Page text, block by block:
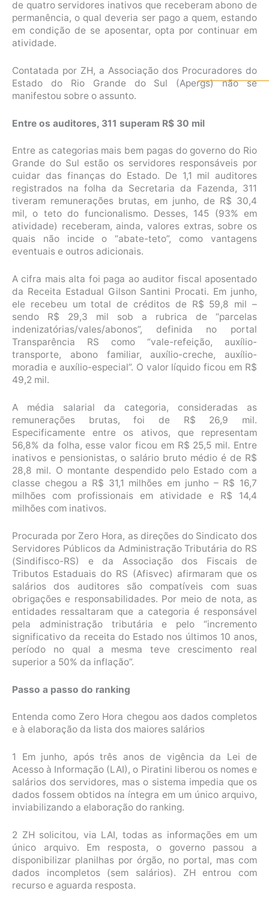
de quatro servidores inativos que receberam abono de
permanência, o qual deveria ser pago a quem, estando
em condição de se aposentar, opta por continuar em
atividade.
Contatada por ZH, a Associação dos Procuradores do
Estado do Rio Grande do Sul (Apergs) não se
manifestou sobre o assunto.
Entre os auditores, 311 superam R$ 30 mil
Entre as categorias mais bem pagas do governo do Rio
Grande do Sul estão os servidores responsáveis por
cuidar das finanças do Estado. De 1,1 mil auditores
registrados na folha da Secretaria da Fazenda, 311
tiveram remunerações brutas, em junho, de R$ 30,4
mil, o teto do funcionalismo. Desses, 145 (93% em
atividade) receberam, ainda, valores extras, sobre os
quais não incide o “abate-teto”, como vantagens
eventuais e outros adicionais.
A cifra mais alta foi paga ao auditor fiscal aposentado
da Receita Estadual Gilson Santini Procati. Em junho,
ele recebeu um total de créditos de R$ 59,8 mil –
sendo R$ 29,3 mil sob a rubrica de “parcelas
indenizatórias/vales/abonos”, definida no portal
Transparência RS como “vale-refeição, auxílio-
transporte, abono familiar, auxílio-creche, auxílio-
moradia e auxílio-especial”. O valor líquido ficou em R$
49,2 mil.
A média salarial da categoria, consideradas as
remunerações brutas, foi de R$ 26,9 mil.
Especificamente entre os ativos, que representam
56,8% da folha, esse valor ficou em R$ 25,5 mil. Entre
inativos e pensionistas, o salário bruto médio é de R$
28,8 mil. O montante despendido pelo Estado com a
classe chegou a R$ 31,1 milhões em junho – R$ 16,7
milhões com profissionais em atividade e R$ 14,4
milhões com inativos.
Procurada por Zero Hora, as direções do Sindicato dos
Servidores Públicos da Administração Tributária do RS
(Sindifisco-RS) e da Associação dos Fiscais de
Tributos Estaduais do RS (Afisvec) afirmaram que os
salários dos auditores são compatíveis com suas
obrigações e responsabilidades. Por meio de nota, as
entidades ressaltaram que a categoria é responsável
pela administração tributária e pelo “incremento
significativo da receita do Estado nos últimos 10 anos,
período no qual a mesma teve crescimento real
superior a 50% da inflação”.
Passo a passo do ranking
Entenda como Zero Hora chegou aos dados completos
e à elaboração da lista dos maiores salários
1 Em junho, após três anos de vigência da Lei de
Acesso à Informação (LAI), o Piratini liberou os nomes e
salários dos servidores, mas o sistema impedia que os
dados fossem obtidos na íntegra em um único arquivo,
inviabilizando a elaboração do ranking.
2 ZH solicitou, via LAI, todas as informações em um
único arquivo. Em resposta, o governo passou a
disponibilizar planilhas por órgão, no portal, mas com
dados incompletos (sem salários). ZH entrou com
recurso e aguarda resposta.